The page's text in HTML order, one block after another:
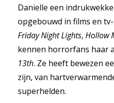
Danielle een
opgebouwd in films en
Friday Night Lights, Hollow
kennen horrorfans haar
13th. Ze heeft bewezen
zijn, van
superhelden.